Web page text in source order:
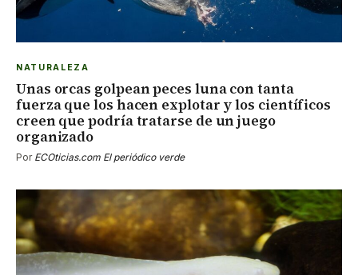
NATURALEZA
Unas orcas golpean peces luna con tanta
fuerza que los hacen explotar y los científicos
creen que podría tratarse de un juego
organizado
Por ECOticias.com El periódico verde